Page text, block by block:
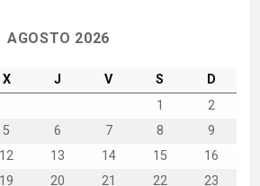
AGOSTO 2026
X J V S
D
1
2
5 6 7 8
9
12 13 14 15
16
19 20 21 22
23